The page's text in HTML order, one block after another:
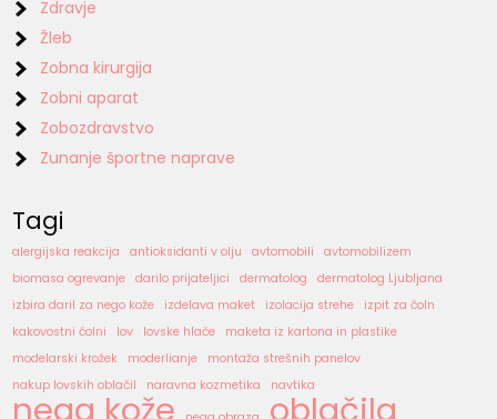
Zdravje
Žleb
Zobna kirurgija
Zobni aparat
Zobozdravstvo
Zunanje športne naprave
Tagi
alergijska reakcija antioksidanti v olju avtomobili
avtomobilizem
biomasa ogrevanje
darilo prijateljici dermatolog
dermatolog Ljubljana
izbira daril za nego kože
izdelava maket izolacija strehe
izpit za čoln
kakovostni čolni
lov lovske hlače
maketa iz kartona in plastike
modelarski krožek
moderlianje
montaža strešnih panelov
nakup lovskih oblačil
naravna kozmetika navtika